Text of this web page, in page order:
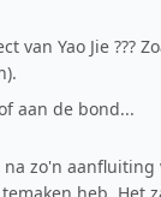
Yao Jie ???
aan de bond...
zo'n aanfluiting